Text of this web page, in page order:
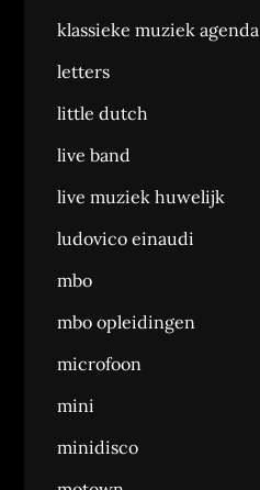
klassieke muziek agenda
letters
little dutch
live band
live muziek huwelijk
ludovico einaudi
mbo
mbo opleidingen
microfoon
mini
minidisco